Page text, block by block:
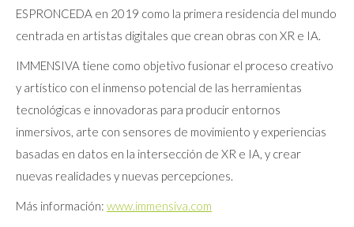
ESPRONCEDA en 2019 como la primera residencia del mundo
centrada en artistas digitales que crean obras con XR e IA.
IMMENSIVA tiene como objetivo fusionar el proceso creativo
y artístico con el inmenso potencial de las herramientas
tecnológicas e innovadoras para producir entornos
inmersivos, arte con sensores de movimiento y experiencias
basadas en datos en la intersección de XR e IA, y crear
nuevas realidades y nuevas percepciones.
Más información: www.immensiva.com